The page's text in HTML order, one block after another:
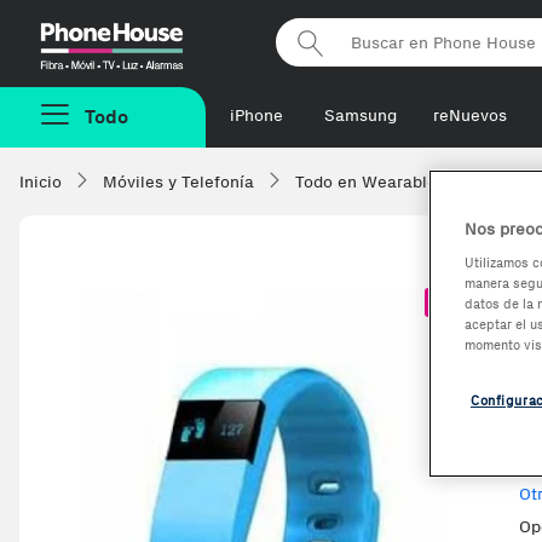
Phonehouse
Todo iPhone Samsung reNuevos
Inicio Móviles y Telefonía Todo en Wearables
-4,76%
Nos
Utilizamos
manera
datos de la
aceptar el
momento